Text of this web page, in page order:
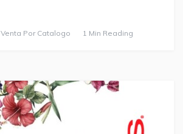
Venta Por Catalogo 1 Min Reading